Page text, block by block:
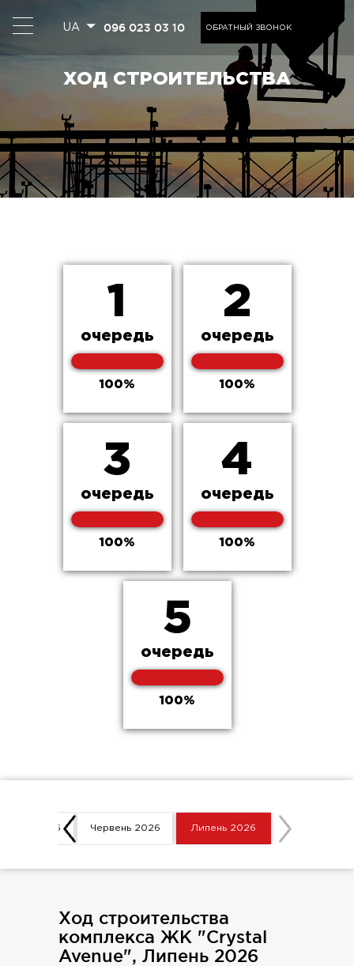
UA 096 023 03 10 ОБРАТНЫЙ ЗВОНОК
ХОД СТРОИТЕЛЬСТВА
1
очередь
100%
2
очередь
100%
3
очередь
100%
4
очередь
100%
5
очередь
100%
2026 Червень 2026 Липень 2026
Ход строительства
комплекса ЖК "Crystal
Avenue", Липень 2026